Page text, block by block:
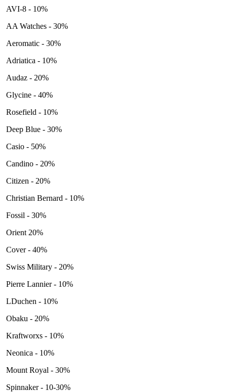
AVI-8 - 10%
AA Watches - 30%
Aeromatic - 30%
Adriatica - 10%
Audaz - 20%
Glycine - 40%
Rosefield - 10%
Deep Blue - 30%
Casio - 50%
Candino - 20%
Citizen - 20%
Christian Bernard - 10%
Fossil - 30%
Orient 20%
Cover - 40%
Swiss Military - 20%
Pierre Lannier - 10%
LDuchen - 10%
Obaku - 20%
Kraftworxs - 10%
Neonica - 10%
Mount Royal - 30%
Spinnaker - 10-30%